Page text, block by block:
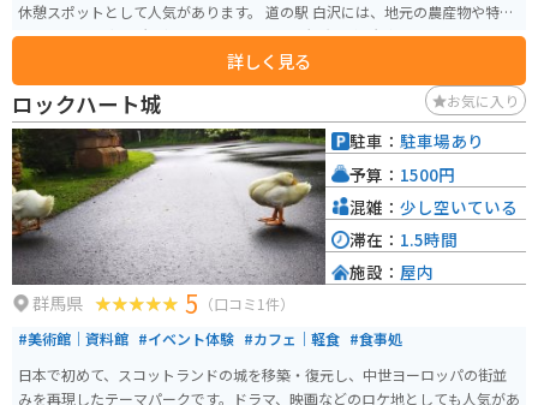
休憩スポットとして人気があります。 道の駅 白沢には、地元の農産物や特産
品を販売する直売所、軽食コーナー、そして観光案内所があります。地元産
の新鮮な野菜や果物はもちろんのこと、群馬名物のこんにゃくや、地元産の
小麦粉を使ったうどん、そばなども人気です。また、併設されている食堂で
は、地元の食材を使った料理を楽しむことができます。 特にバイク乗りの方
には、白沢名物の「舞茸釜飯」がおすすめです。大きな舞茸が丸ごと入った
釜飯は、香り高く、食欲をそそります。また、駐車場にはバイクスタンドも
設置されているので、安心してバイクを停めることができます。 道の駅 白沢
は、自然豊かな環境の中で、地元の味覚や文化に触れることができる場所で
す。群馬県北部へのツーリングの際には、ぜひお立ち寄りください。
詳しく見る
ロックハート城 お気に入り
群馬県 5 （口コミ1件）
#美術館｜資料館 #イベント体験 #カフェ｜軽食 #食事処
日本で初めて、スコットランドの城を移築・復元し、中世ヨーロッパの街並
みを再現したテーマパークです。ドラマ、映画などのロケ地としても人気があ
駐車： 駐車場あり
予算： 1500円
混雑： 少し空いている
滞在： 1.5時間
施設： 屋内